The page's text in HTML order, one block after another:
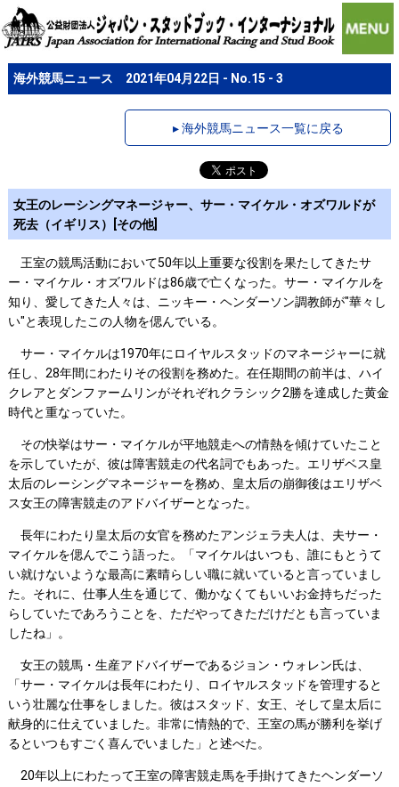
海外競馬ニュース 2021年04月22日 - No.15 - 3
▸ 海外競馬ニュース一覧に戻る
女王のレーシングマネージャー、サー・マイケル・オズワルドが
死去（イギリス）[その他]
王室の競馬活動において50年以上重要な役割を果たしてきたサ
ー・マイケル・オズワルドは86歳で亡くなった。サー・マイケルを
知り、愛してきた人々は、ニッキー・ヘンダーソン調教師が"華々し
い"と表現したこの人物を偲んでいる。
サー・マイケルは1970年にロイヤルスタッドのマネージャーに就
任し、28年間にわたりその役割を務めた。在任期間の前半は、ハイ
クレアとダンファームリンがそれぞれクラシック2勝を達成した黄金
時代と重なっていた。
その快挙はサー・マイケルが平地競走への情熱を傾けていたこと
を示していたが、彼は障害競走の代名詞でもあった。エリザベス皇
太后のレーシングマネージャーを務め、皇太后の崩御後はエリザベ
ス女王の障害競走のアドバイザーとなった。
長年にわたり皇太后の女官を務めたアンジェラ夫人は、夫サー・
マイケルを偲んでこう語った。「マイケルはいつも、誰にもとうて
い就けないような最高に素晴らしい職に就いていると言っていまし
た。それに、仕事人生を通じて、働かなくてもいいお金持ちだった
らしていたであろうことを、ただやってきただけだとも言っていま
したね」。
女王の競馬・生産アドバイザーであるジョン・ウォレン氏は、
「サー・マイケルは長年にわたり、ロイヤルスタッドを管理すると
いう壮麗な仕事をしました。彼はスタッド、女王、そして皇太后に
献身的に仕えていました。非常に情熱的で、王室の馬が勝利を挙げ
るといつもすごく喜んでいました」と述べた。
20年以上にわたって王室の障害競走馬を手掛けてきたヘンダーソ